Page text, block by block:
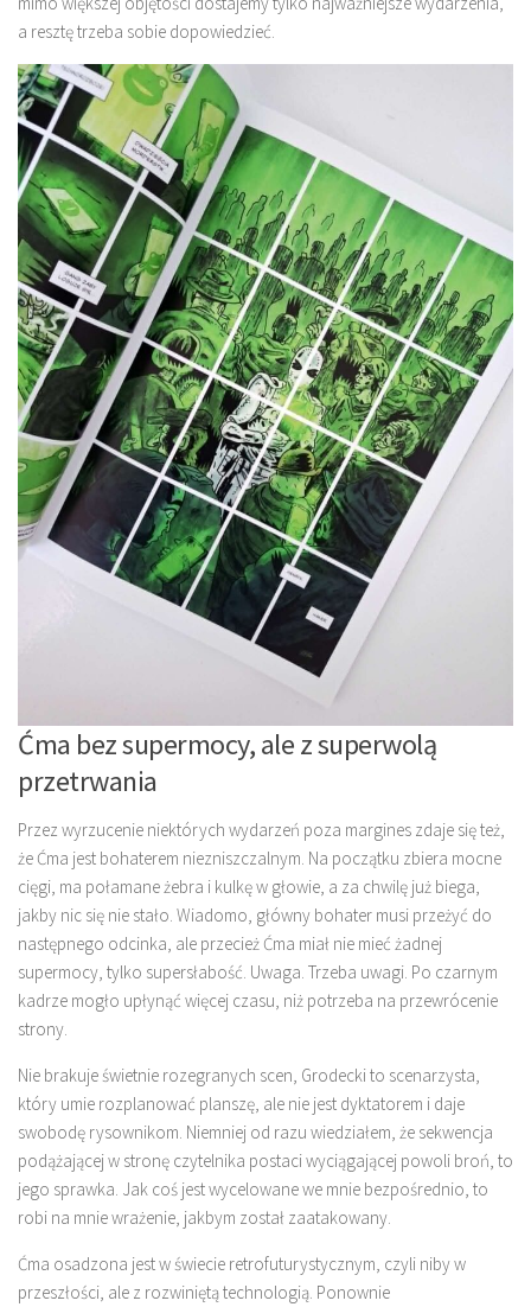
a resztę trzeba sobie dopowiedzieć.
Ćma bez supermocy, ale z superwolą
przetrwania
Przez wyrzucenie niektórych wydarzeń poza margines zdaje się też,
że Ćma jest bohaterem niezniszczalnym. Na początku zbiera mocne
cięgi, ma połamane żebra i kulkę w głowie, a za chwilę już biega,
jakby nic się nie stało. Wiadomo, główny bohater musi przeżyć do
następnego odcinka, ale przecież Ćma miał nie mieć żadnej
supermocy, tylko supersłabość. Uwaga. Trzeba uwagi. Po czarnym
kadrze mogło upłynąć więcej czasu, niż potrzeba na przewrócenie
strony.
Nie brakuje świetnie rozegranych scen, Grodecki to scenarzysta,
który umie rozplanować planszę, ale nie jest dyktatorem i daje
swobodę rysownikom. Niemniej od razu wiedziałem, że sekwencja
podążającej w stronę czytelnika postaci wyciągającej powoli broń, to
jego sprawka. Jak coś jest wycelowane we mnie bezpośrednio, to
robi na mnie wrażenie, jakbym został zaatakowany.
Ćma osadzona jest w świecie retrofuturystycznym, czyli niby w
przeszłości, ale z rozwiniętą technologią. Ponownie